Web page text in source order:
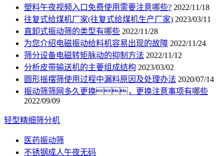
塑料午夜视频入口免费使用需要注意哪些? 2022/11/18
往复式给煤机厂家(往复式给煤机生产厂家) 2023/03/11
直卸式振动筛的类型有哪些 2022/11/28
为您介绍电磁振动给料机容易出现的故障 2022/11/24
筛分设备电磁转矩脉动的抑制方法 2022/11/12
分析皮带输送机的主要组成结构 2023/03/02
圆形摇摆筛使用过程中漏料原因及处理办法 2020/07/14
振动筛筛网多久更换，更换注意事项有哪些
2022/09/09
轻型精细筛分机
医药振动筛
不锈钢成人午夜无码